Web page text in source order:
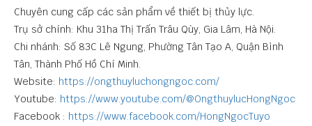
Chuyên cung cấp các sản phẩm về thiết bị thủy lực.
Trụ sở chính: Khu 31ha Thị Trấn Trâu Qùy, Gia Lâm, Hà Nội.
Chi nhánh: Số 83C Lê Ngung, Phường Tân Tạo A, Quận Bình
Tân, Thành Phố Hồ Chí Minh.
Website: https://ongthuyluchongngoc.com/
Youtube: https://www.youtube.com/@OngthuylucHongNgoc
Facebook : https://www.facebook.com/HongNgocTuyo